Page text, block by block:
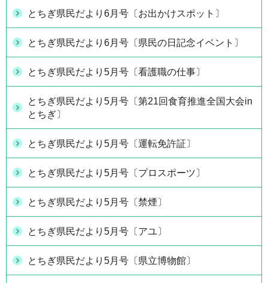
とちぎ県民だより6月号〔お出かけスポット〕
とちぎ県民だより6月号〔県民の日記念イベント〕
とちぎ県民だより5月号〔看護職の仕事〕
とちぎ県民だより5月号〔第21回食育推進全国大会in
とちぎ〕
とちぎ県民だより5月号〔運転免許証〕
とちぎ県民だより5月号〔プロスポーツ〕
とちぎ県民だより5月号〔禁煙〕
とちぎ県民だより5月号〔アユ〕
とちぎ県民だより5月号〔県立博物館〕